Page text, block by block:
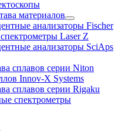
материалов
анализаторы Fischer
Laser Z
анализаторы SciAps
сплавов серии Niton
Innov-X Systems
сплавов серии Rigaku
спектрометры